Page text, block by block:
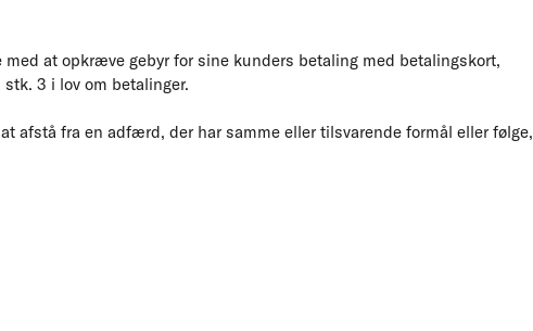
med at opkræve gebyr for sine kunders betaling med betalingskort,
3 i lov om betalinger.
afstå fra en adfærd, der har samme eller tilsvarende formål eller følge,